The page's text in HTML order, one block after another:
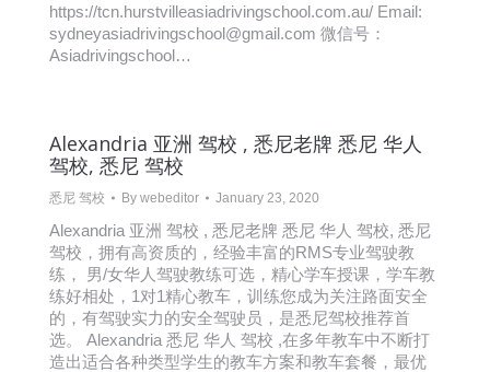
https://tcn.hurstvilleasiadrivingschool.com.au/ Email:
sydneyasiadrivingschool@gmail.com 微信号：
Asiadrivingschool…
Alexandria 亚洲 驾校 , 悉尼老牌 悉尼 华人
驾校, 悉尼 驾校
悉尼 驾校 By webeditor January 23, 2020
Alexandria 亚洲 驾校 , 悉尼老牌 悉尼 华人 驾校, 悉尼
驾校，拥有高资质的，经验丰富的RMS专业驾驶教
练， 男/女华人驾驶教练可选，精心学车授课，学车教
练好相处，1对1精心教车，训练您成为关注路面安全
的，有驾驶实力的安全驾驶员，是悉尼驾校推荐首
选。 Alexandria 悉尼 华人 驾校 ,在多年教车中不断打
造出适合各种类型学生的教车方案和教车套餐，最优